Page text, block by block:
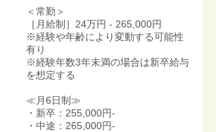
＜常勤＞
［月給制］24万円 - 265,000円
※経験や年齢により変動する可能性
有り
※経験年数3年未満の場合は新卒給与
を想定する
≪月6日制≫
・新卒：255,000円-
・中途：265,000円-